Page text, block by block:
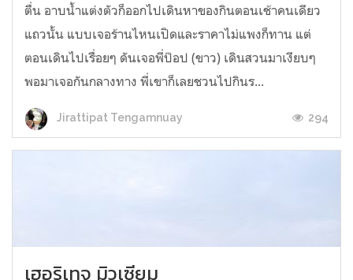
ตื่น อาบน้ำแต่งตัวก็ออกไปเดินหาของกินตอนเช้าคนเดียว
แถวนั้น แบบเจอร้านไหนเปิดและราคาไม่แพงก็ทาน แต่
ตอนเดินไปเรื่อยๆ ดันเจอพี่ป๊อป (ขาว) เดินสวนมาเงียบๆ
พอมาเจอกันกลางทาง พี่เขาก็เลยชวนไปกินร...
Jirattipat Tengamnuay 294
เฮอริเทจ มิวเซียม